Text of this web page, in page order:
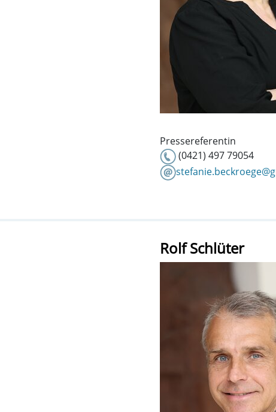
Pressereferentin
(0421) 497 79054
Rolf Schlüter